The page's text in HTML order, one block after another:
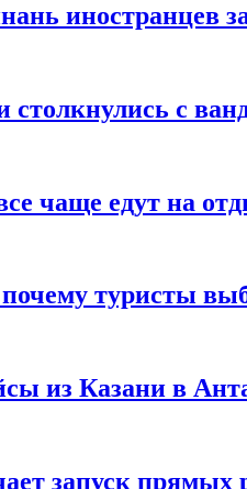
иностранцев
столкнулись с
чаще едут на
туристы
из Казани в
запуск прямых